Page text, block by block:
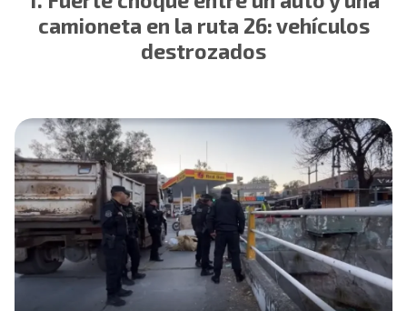
camioneta en la ruta 26: vehículos
destrozados